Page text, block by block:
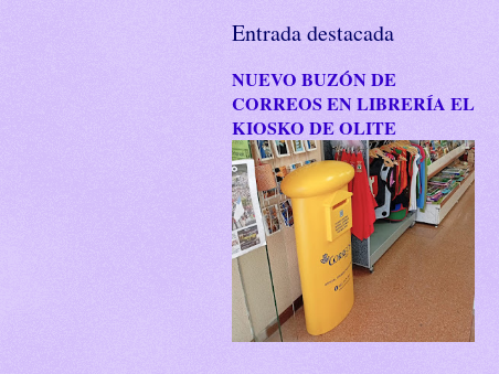
Entrada destacada
NUEVO BUZÓN DE
CORREOS EN LIBRERÍA EL
KIOSKO DE OLITE